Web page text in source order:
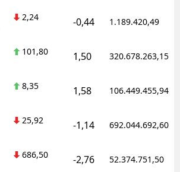
2,24 -0,44 1.189.420,49
101,80 1,50 320.678.263,15
8,35 1,58 106.449.455,94
25,92 -1,14 692.044.692,60
686,50 -2,76 52.374.751,50